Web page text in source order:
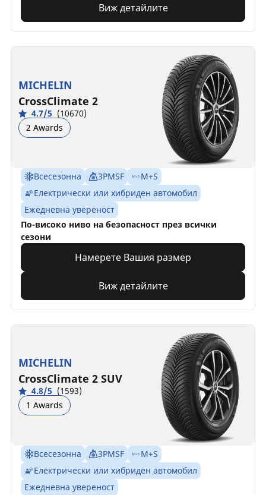
Виж детайлите
MICHELIN
CrossClimate 2
4.7/5 (10670)
2 Awards
Всесезонна 3PMSF
M+S
Електрически или хибриден автомобил
Ежедневна увереност
По-високо ниво на безопасност през всички
сезони
Намерете Вашия размер
Виж детайлите
MICHELIN
CrossClimate 2 SUV
4.8/5 (1593)
1 Awards
Всесезонна 3PMSF
M+S
Електрически или хибриден автомобил
Ежедневна увереност